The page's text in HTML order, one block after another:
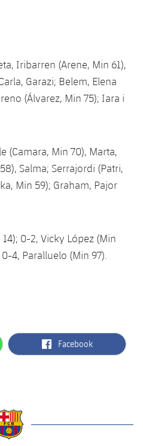
Amateurs
Iribarren (Arene, Min 61),
Garazi; Belem, Elena
(Álvarez, Min 75); Iara i
(Camara, Min 70), Marta,
Salma; Serrajordi (Patri,
Min 59); Graham, Pajor
0-2, Vicky López (Min
4, Paralluelo (Min 97).
label.aria.facebook
Facebook